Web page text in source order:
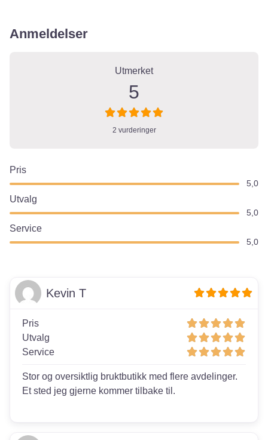
Anmeldelser
Utmerket
5
2 vurderinger
Pris
5,0
Utvalg
5,0
Service
5,0
Kevin T
Pris
Utvalg
Service
Stor og oversiktlig bruktbutikk med flere avdelinger.
Et sted jeg gjerne kommer tilbake til.